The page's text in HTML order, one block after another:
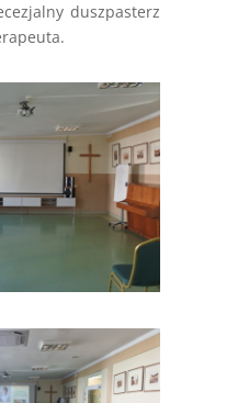
duszpasterz